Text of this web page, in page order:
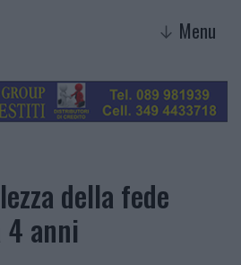
↓ Menu
della fede
anni